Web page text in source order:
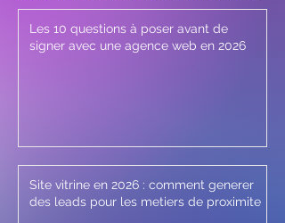
Les 10 questions à poser avant de
signer avec une agence web en 2026
Site vitrine en 2026 : comment generer
des leads pour les metiers de proximite